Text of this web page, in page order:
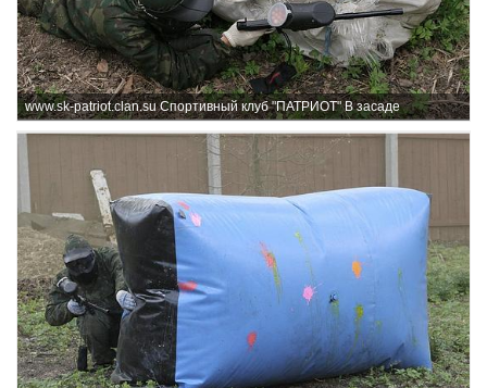
www.sk-patriot.clan.su Спортивный клуб "ПАТРИОТ" В засаде